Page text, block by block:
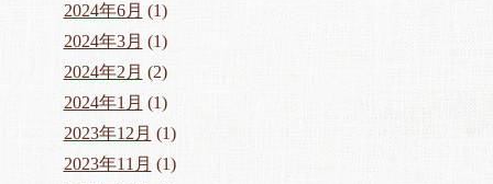
2024年6月 (1)
2024年3月 (1)
2024年2月 (2)
2024年1月 (1)
2023年12月 (1)
2023年11月 (1)